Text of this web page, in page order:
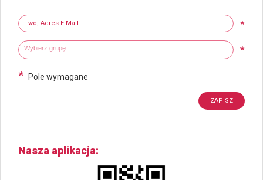
Twój adres e-mail
*
Wybierz grupy tematyczne *
Wpisz wyszukiwaną fraze
* Pole wymagane
Nasza aplikacja